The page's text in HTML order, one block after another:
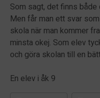
Som sagt, det finns
Men får man ett svar
skola när man kommer
minsta okej. Som elev
och göra skolan till en
En elev i åk 9